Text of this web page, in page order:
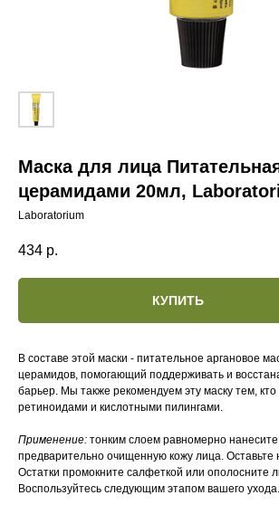
Маска для лица
церамидами 20мл,
Laboratorium
434 р.
КУПИТЬ
В составе этой маски - питательное аргановое
церамидов, помогающий поддерживать и
барьер. Мы также рекомендуем эту маску тем, кто
ретиноидами и кислотными пилингами.
Применение: тонким слоем равномерно
предварительно очищенную кожу лица. Оставьте
Остатки промокните салфеткой или ополосните
Воспользуйтесь следующим этапом вашего ухода.